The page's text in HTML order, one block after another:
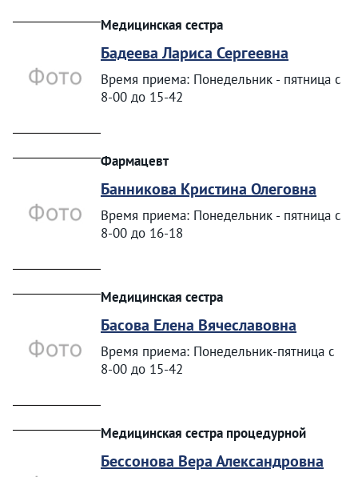
Медицинская сестра
Бадеева Лариса Сергеевна
Время приема: Понедельник - пятница с
8-00 до 15-42
Фармацевт
Банникова Кристина Олеговна
Время приема: Понедельник - пятница с
8-00 до 16-18
Медицинская сестра
Басова Елена Вячеславовна
Время приема: Понедельник-пятница с
8-00 до 15-42
Медицинская сестра процедурной
Бессонова Вера Александровна